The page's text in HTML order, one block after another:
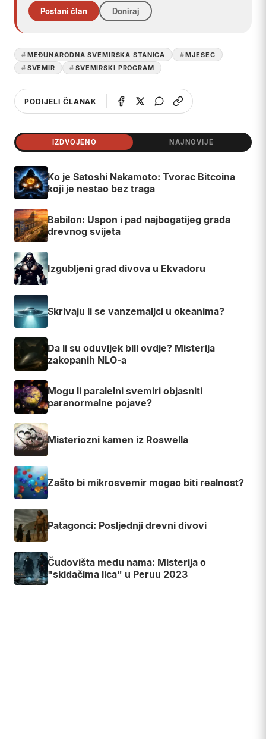
Postani član Doniraj
MEĐUNARODNA SVEMIRSKA STANICA
MJESEC
SVEMIR
SVEMIRSKI PROGRAM
PODIJELI ČLANAK
IZDVOJENO NAJNOVIJE
Ko je Satoshi Nakamoto: Tvorac Bitcoina
koji je nestao bez traga
Babilon: Uspon i pad najbogatijeg grada
drevnog svijeta
Izgubljeni grad divova u Ekvadoru
Skrivaju li se vanzemaljci u okeanima?
Da li su oduvijek bili ovdje? Misterija
zakopanih NLO-a
Mogu li paralelni svemiri objasniti
paranormalne pojave?
Misteriozni kamen iz Roswella
Zašto bi mikrosvemir mogao biti realnost?
Patagonci: Posljednji drevni divovi
Čudovišta među nama: Misterija o
"skidačima lica" u Peruu 2023